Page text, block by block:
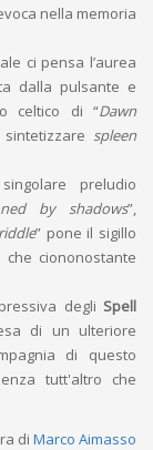
nella memoria
ci pensa l’aurea
dalla pulsante e
celtico di “Dawn
spleen
preludio
by shadows”,
” pone il sigillo
ciononostante
degli Spell
di un ulteriore
di questo
tutt'altro che
di Marco Aimasso